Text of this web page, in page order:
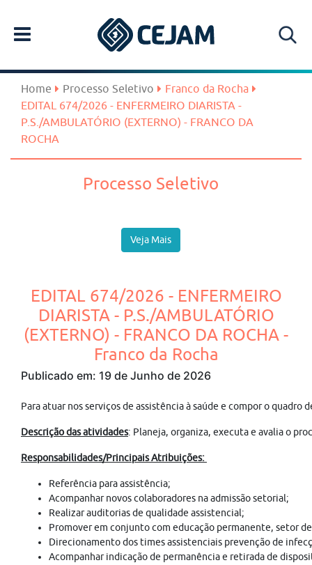
Home Processo Seletivo
Franco da Rocha
EDITAL 674/2026 - ENFERMEIRO DIARISTA -
P.S./AMBULATÓRIO (EXTERNO) - FRANCO DA
ROCHA
Processo Seletivo
Veja Mais
EDITAL 674/2026 - ENFERMEIRO
DIARISTA - P.S./AMBULATÓRIO
(EXTERNO) - FRANCO DA ROCHA -
Franco da Rocha
Publicado em: 19 de Junho de 2026
Para atuar nos serviços de assistência à saúde e compor o quadro
Descrição das atividades: Planeja, organiza, executa e avalia o
Responsabilidades/Principais Atribuições:
Referência para assistência;
Acompanhar novos colaboradores na admissão setorial;
Realizar auditorias de qualidade assistencial;
Promover em conjunto com educação permanente, setor
Direcionamento dos times assistenciais prevenção de
Acompanhar indicação de permanência e retirada de